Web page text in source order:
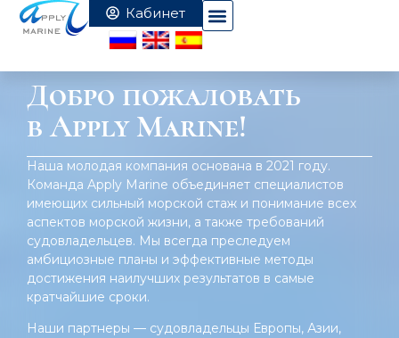
Добро пожаловать
в Apply Marine!
Наша молодая компания основана в 2021 году.
Команда Apply Marine объединяет специалистов
имеющих сильный морской стаж и понимание всех
аспектов морской жизни, а также требований
судовладельцев. Мы всегда преследуем
амбициозные планы и эффективные методы
достижения наилучших результатов в самые
кратчайшие сроки.
Наши партнеры — судовладельцы Европы, Азии,